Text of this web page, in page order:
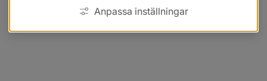
Anpassa inställningar